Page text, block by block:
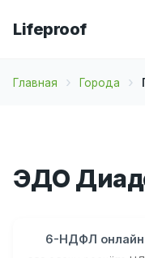
Lifeproof
Главная Города
ЭДО
6-НДФЛ онлайн